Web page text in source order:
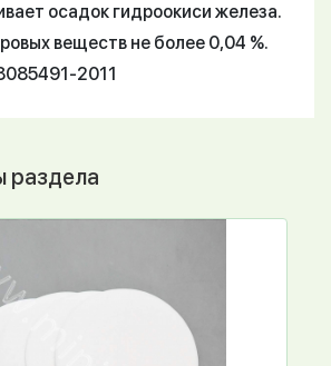
осадок гидроокиси железа.
веществ не более 0,04 %.
2011
раздела